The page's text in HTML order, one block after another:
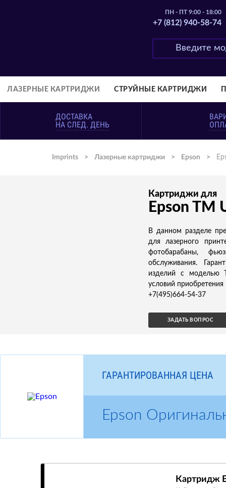
ПН - ПТ 9:00 - 18:00
+7 (812) 940-58-74
ЛАЗЕРНЫЕ КАРТРИДЖИ СТРУЙНЫЕ КАРТРИДЖИ
ДОСТАВКА
НА СЛЕД. ДЕНЬ
Imprints > Лазерные картриджи > Epson >
Картриджи для
Epson TM
В данном разделе
для лазерного
фотобарабаны,
обслуживания.
изделий с моделью
условий
+7(495)664-54-37
ЗАДАТЬ ВОПРОС
ГАРАНТИРОВАННАЯ ЦЕНА
Epson
Картридж